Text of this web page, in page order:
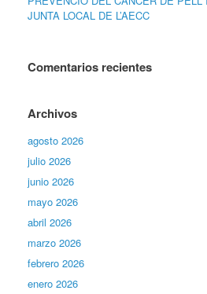
JUNTA LOCAL DE L’AECC
Comentarios recientes
Archivos
agosto 2026
julio 2026
junio 2026
mayo 2026
abril 2026
marzo 2026
febrero 2026
enero 2026